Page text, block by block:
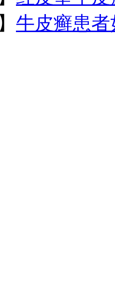
牛皮癣患